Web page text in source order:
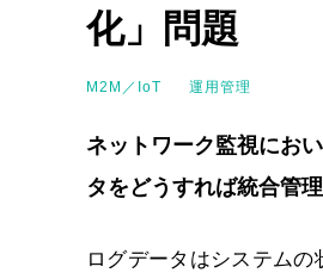
化」問題
M2M／IoT 運用管理
ネットワーク監視にお
タをどうすれば統合管
ログデータはシステム